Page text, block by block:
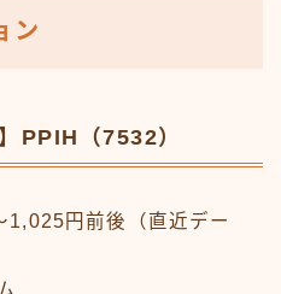
ン
PPIH（7532）
1,025円前後（直近デー